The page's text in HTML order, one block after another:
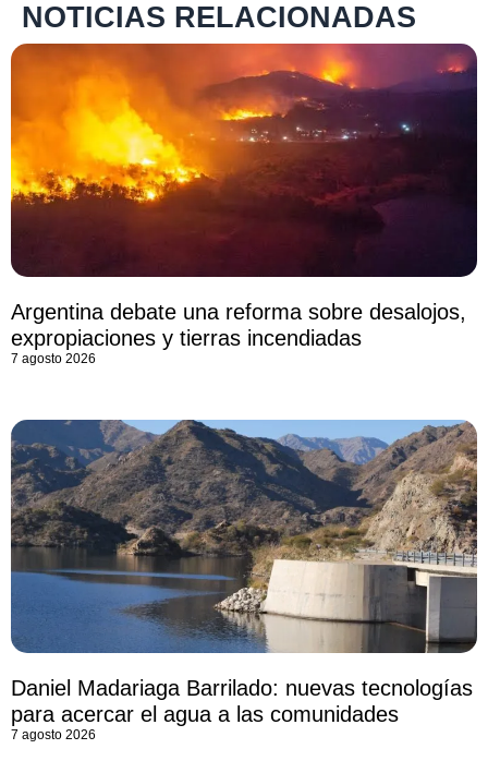
NOTICIAS RELACIONADAS
Argentina debate una reforma sobre desalojos,
expropiaciones y tierras incendiadas
7 agosto 2026
Daniel Madariaga Barrilado: nuevas tecnologías
para acercar el agua a las comunidades
7 agosto 2026